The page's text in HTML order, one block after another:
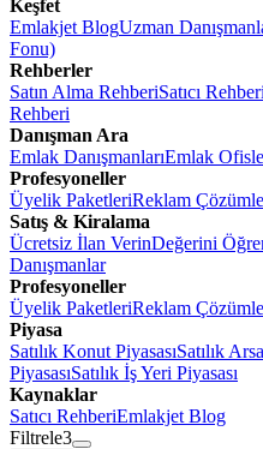
Keşfet
Emlakjet BlogUzman
Fonu)
Rehberler
Satın Alma RehberiSatıcı Rehberi
Rehberi
Danışman Ara
Emlak DanışmanlarıEmlak
Profesyoneller
Üyelik PaketleriReklam
Satış & Kiralama
Ücretsiz İlan VerinDeğerini
Danışmanlar
Profesyoneller
Üyelik PaketleriReklam
Piyasa
Satılık Konut PiyasasıSatılık
PiyasasıSatılık İş Yeri Piyasası
Kaynaklar
Satıcı RehberiEmlakjet Blog
Filtrele3